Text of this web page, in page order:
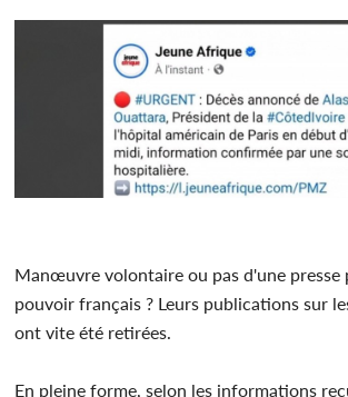
Manœuvre volontaire ou pas d'une presse
pouvoir français ? Leurs publications sur
ont vite été retirées.
En pleine forme, selon les informations